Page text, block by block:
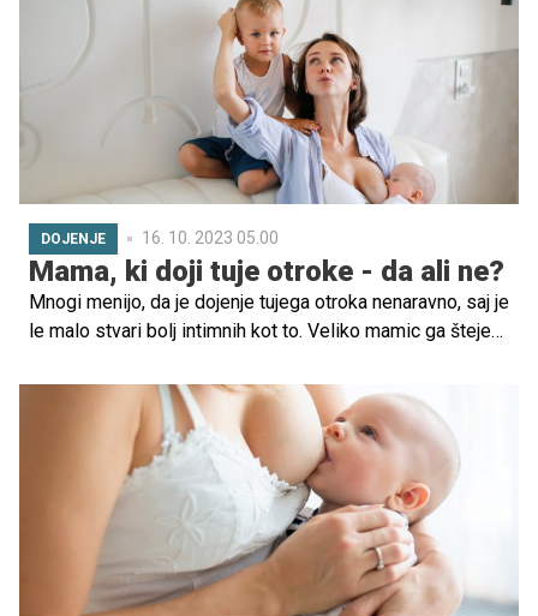
DOJENJE 16. 10. 2023 05.00
Mama, ki doji tuje otroke - da ali ne?
Mnogi menijo, da je dojenje tujega otroka nenaravno, saj je
le malo stvari bolj intimnih kot to. Veliko mamic ga šteje
otrokom, zato morda ne razumejo zakaj bi njihovega
otroka dojila druga ženska. A življenje nas privede do
različnih, včasih neželenih in neprijetnih situacij. In takrat
posegamo tudi po mnogih alternativah.